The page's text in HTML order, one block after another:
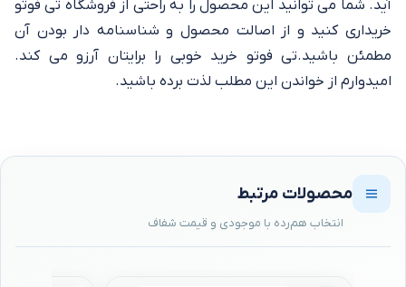
آید. شما می توانید این محصول را به راحتی از فروشگاه تی فوتو
خریداری کنید و از اصالت محصول و شناسنامه دار بودن آن
مطمئن باشید.تی فوتو خرید خوبی را برایتان آرزو می کند.
امیدوارم از خواندن این مطلب لذت برده باشید.
محصولات مرتبط